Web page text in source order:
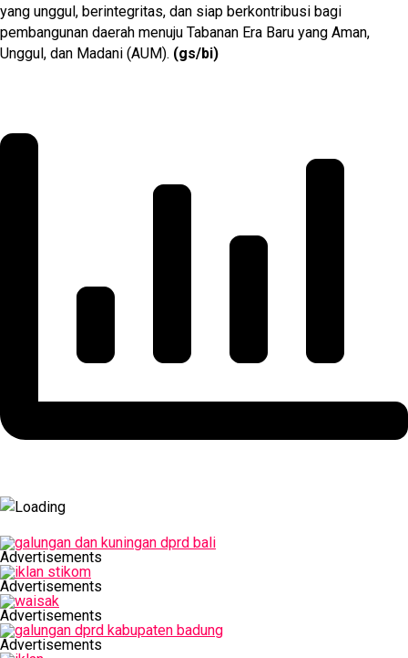
yang unggul, berintegritas, dan siap berkontribusi bagi
pembangunan daerah menuju Tabanan Era Baru yang Aman,
Unggul, dan Madani (AUM). (gs/bi)
Advertisements
Advertisements
Advertisements
Advertisements